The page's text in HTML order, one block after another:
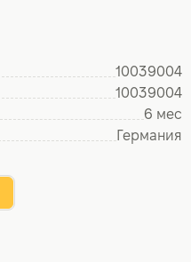
10039004
10039004
6 мес
Германия